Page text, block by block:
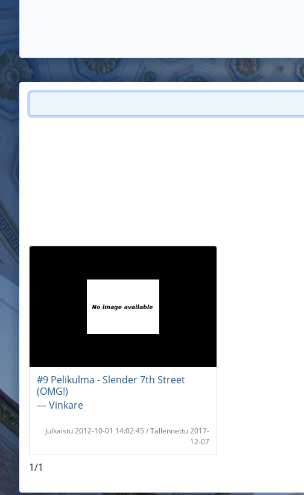
#9 Pelikulma - Slender 7th Street
(OMG!)
― Vinkare
Julkaistu 2012-10-01 14:02:45 / Tallennettu 2017-
12-07
1/1